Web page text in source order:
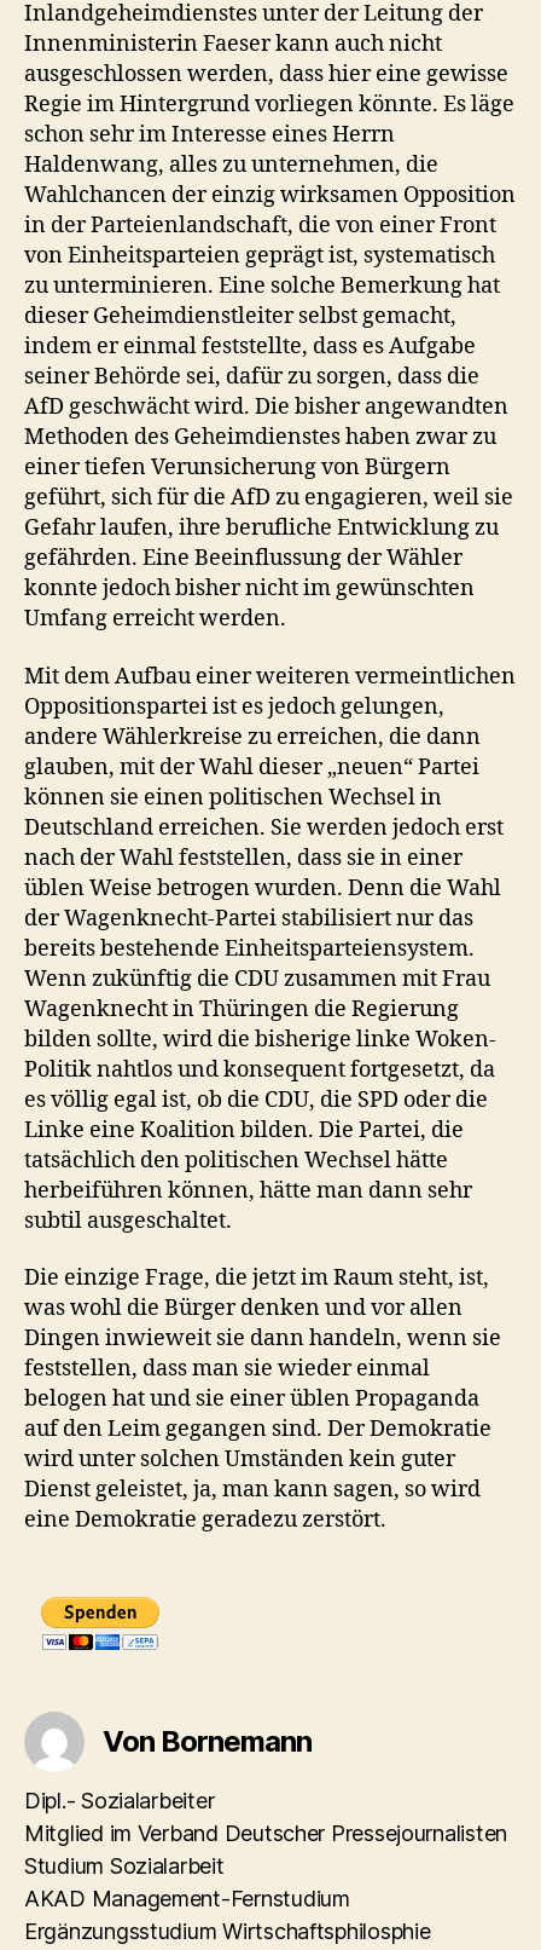
Inlandgeheimdienstes unter der Leitung der
Innenministerin Faeser kann auch nicht
ausgeschlossen werden, dass hier eine gewisse
Regie im Hintergrund vorliegen könnte. Es läge
schon sehr im Interesse eines Herrn
Haldenwang, alles zu unternehmen, die
Wahlchancen der einzig wirksamen Opposition
in der Parteienlandschaft, die von einer Front
von Einheitsparteien geprägt ist, systematisch
zu unterminieren. Eine solche Bemerkung hat
dieser Geheimdienstleiter selbst gemacht,
indem er einmal feststellte, dass es Aufgabe
seiner Behörde sei, dafür zu sorgen, dass die
AfD geschwächt wird. Die bisher angewandten
Methoden des Geheimdienstes haben zwar zu
einer tiefen Verunsicherung von Bürgern
geführt, sich für die AfD zu engagieren, weil sie
Gefahr laufen, ihre berufliche Entwicklung zu
gefährden. Eine Beeinflussung der Wähler
konnte jedoch bisher nicht im gewünschten
Umfang erreicht werden.
Mit dem Aufbau einer weiteren vermeintlichen
Oppositionspartei ist es jedoch gelungen,
andere Wählerkreise zu erreichen, die dann
glauben, mit der Wahl dieser „neuen“ Partei
können sie einen politischen Wechsel in
Deutschland erreichen. Sie werden jedoch erst
nach der Wahl feststellen, dass sie in einer
üblen Weise betrogen wurden. Denn die Wahl
der Wagenknecht-Partei stabilisiert nur das
bereits bestehende Einheitsparteiensystem.
Wenn zukünftig die CDU zusammen mit Frau
Wagenknecht in Thüringen die Regierung
bilden sollte, wird die bisherige linke Woken-
Politik nahtlos und konsequent fortgesetzt, da
es völlig egal ist, ob die CDU, die SPD oder die
Linke eine Koalition bilden. Die Partei, die
tatsächlich den politischen Wechsel hätte
herbeiführen können, hätte man dann sehr
subtil ausgeschaltet.
Die einzige Frage, die jetzt im Raum steht, ist,
was wohl die Bürger denken und vor allen
Dingen inwieweit sie dann handeln, wenn sie
feststellen, dass man sie wieder einmal
belogen hat und sie einer üblen Propaganda
auf den Leim gegangen sind. Der Demokratie
wird unter solchen Umständen kein guter
Dienst geleistet, ja, man kann sagen, so wird
eine Demokratie geradezu zerstört.
Von Bornemann
Dipl.- Sozialarbeiter
Mitglied im Verband Deutscher Pressejournalisten
Studium Sozialarbeit
AKAD Management-Fernstudium
Ergänzungsstudium Wirtschaftsphilosphie